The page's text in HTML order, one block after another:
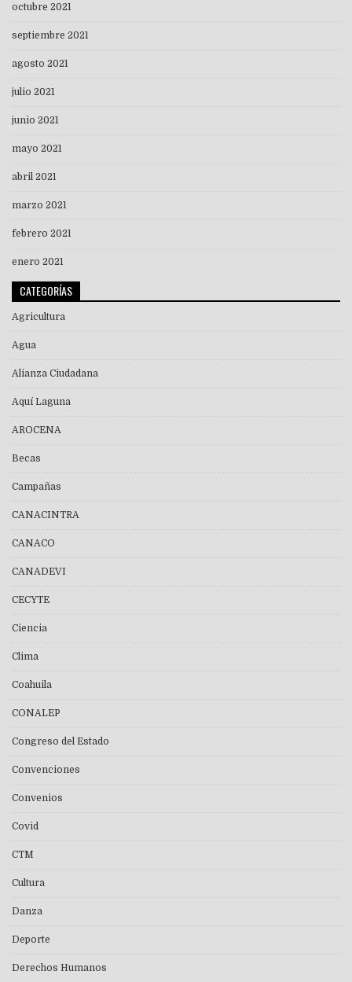
octubre 2021
septiembre 2021
agosto 2021
julio 2021
junio 2021
mayo 2021
abril 2021
marzo 2021
febrero 2021
enero 2021
CATEGORÍAS
Agricultura
Agua
Alianza Ciudadana
Aquí Laguna
AROCENA
Becas
Campañas
CANACINTRA
CANACO
CANADEVI
CECYTE
Ciencia
Clima
Coahuila
CONALEP
Congreso del Estado
Convenciones
Convenios
Covid
CTM
Cultura
Danza
Deporte
Derechos Humanos